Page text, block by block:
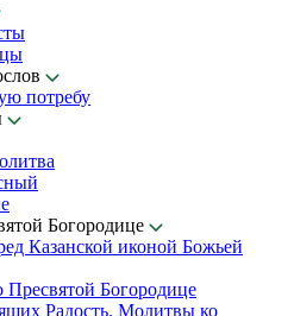
потребу
Богородице
Казанской иконой Божьей
Богородице
Радость. Молитвы ко